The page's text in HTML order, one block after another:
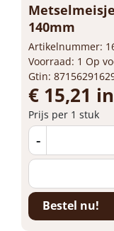
140mm
Artikelnummer:
Voorraad: 1 Op
Gtin:
€ 15,21
Prijs per 1 stuk
-
Bestel nu!